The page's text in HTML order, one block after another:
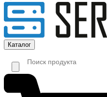
Каталог